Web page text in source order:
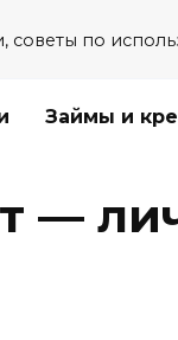
советы по
Займы и
—